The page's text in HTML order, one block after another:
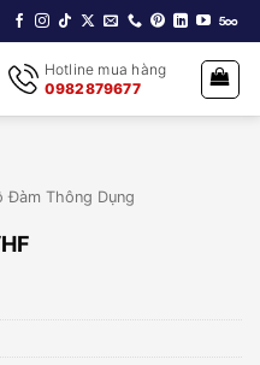
Hotline mua hàng
0982879677
Đàm Thông Dụng